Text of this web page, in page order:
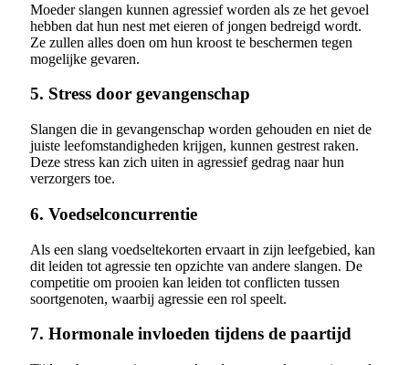
Moeder slangen kunnen agressief worden als ze het gevoel
hebben dat hun nest met eieren of jongen bedreigd wordt.
Ze zullen alles doen om hun kroost te beschermen tegen
mogelijke gevaren.
5. Stress door gevangenschap
Slangen die in gevangenschap worden gehouden en niet de
juiste leefomstandigheden krijgen, kunnen gestrest raken.
Deze stress kan zich uiten in agressief gedrag naar hun
verzorgers toe.
6. Voedselconcurrentie
Als een slang voedseltekorten ervaart in zijn leefgebied, kan
dit leiden tot agressie ten opzichte van andere slangen. De
competitie om prooien kan leiden tot conflicten tussen
soortgenoten, waarbij agressie een rol speelt.
7. Hormonale invloeden tijdens de paartijd